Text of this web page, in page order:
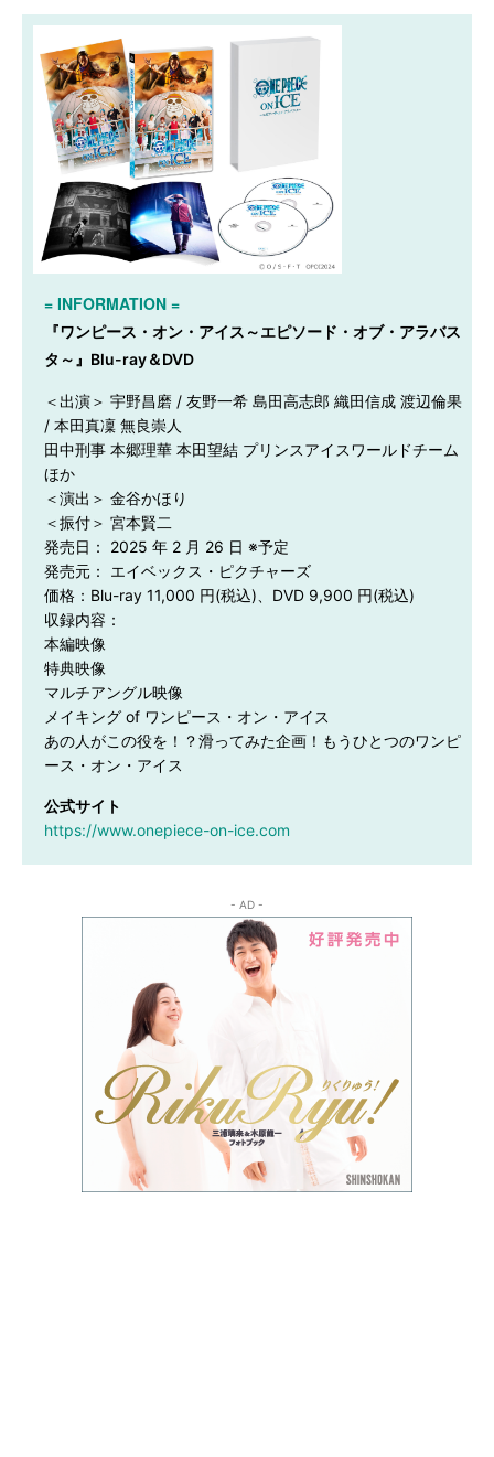
= INFORMATION =
『ワンピース・オン・アイス～エピソード・オブ・アラバス
タ～』Blu-ray＆DVD
＜出演＞ 宇野昌磨 / 友野一希 島田高志郎 織田信成 渡辺倫果
/ 本田真凜 無良崇人
田中刑事 本郷理華 本田望結 プリンスアイスワールドチーム
ほか
＜演出＞ 金谷かほり
＜振付＞ 宮本賢二
発売日： 2025 年 2 月 26 日 ※予定
発売元： エイベックス・ピクチャーズ
価格：Blu-ray 11,000 円(税込)、DVD 9,900 円(税込)
収録内容：
本編映像
特典映像
マルチアングル映像
メイキング of ワンピース・オン・アイス
あの人がこの役を！？滑ってみた企画！もうひとつのワンピ
ース・オン・アイス
公式サイト
https://www.onepiece-on-ice.com
- AD -